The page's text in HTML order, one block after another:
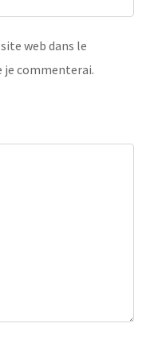
web dans le
je commenterai.